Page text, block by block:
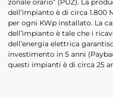
zonale orario” (PUZ). La
dell’impianto è di circa 1.800
per ogni KWp installato. La
dell’impianto è tale che i
dell’energia elettrica
investimento in 5 anni
questi impianti è di circa 25